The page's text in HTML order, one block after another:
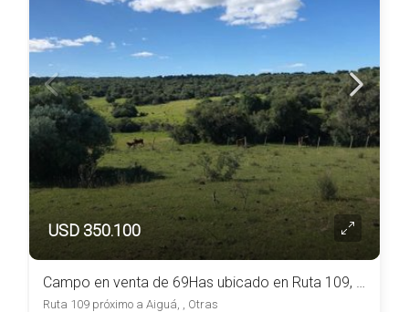
USD 350.100
Campo en venta de 69Has ubicado en Ruta 109, próximo a la Ciudad de Aiguá
Ruta 109 próximo a Aiguá, , Otras